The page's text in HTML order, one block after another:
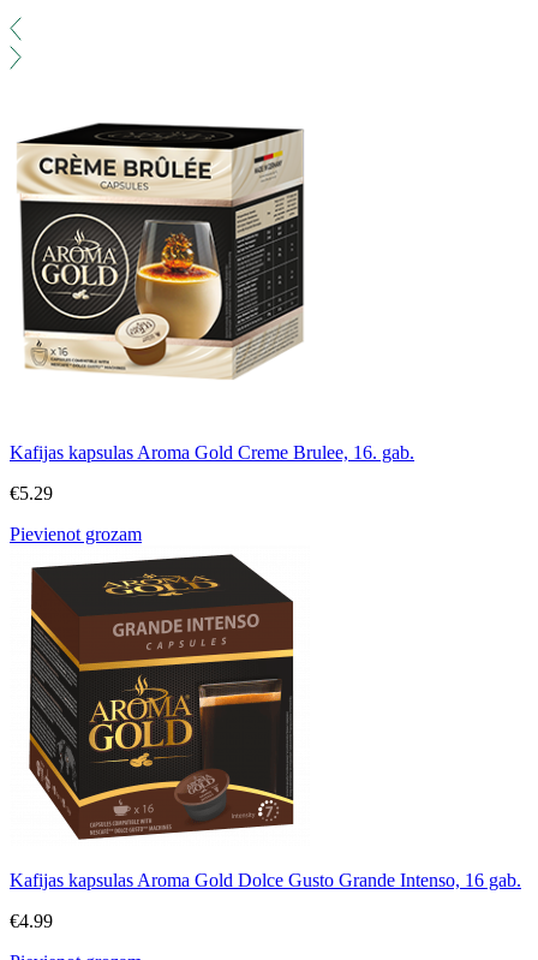
Kafijas kapsulas Aroma Gold Creme Brulee, 16. gab.
€5.29
Pievienot grozam
Kafijas kapsulas Aroma Gold Dolce Gusto Grande Intenso, 16 gab.
€4.99